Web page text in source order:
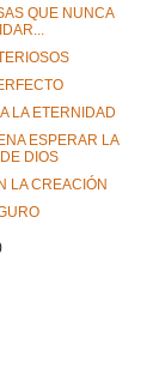
QUE NUNCA
LA ETERNIDAD
ESPERAR LA
DIOS
LA CREACIÓN